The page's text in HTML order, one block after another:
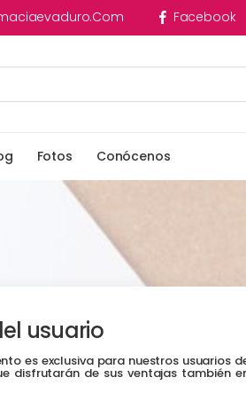
Facebook
Fotos Conócenos
usuario
es exclusiva para nuestros usuarios
disfrutarán de sus ventajas también